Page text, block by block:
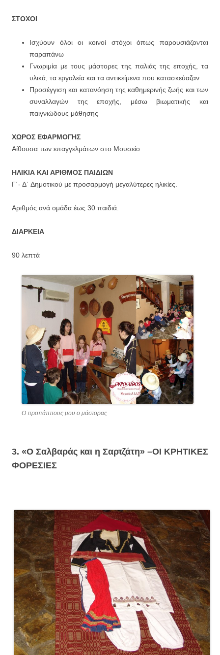
ΣΤΟΧΟΙ
Ισχύουν όλοι οι κοινοί στόχοι όπως παρουσιάζονται
παραπάνω
Γνωριμία με τους μάστορες της παλιάς της εποχής, τα
υλικά, τα εργαλεία και τα αντικείμενα που κατασκεύαζαν
Προσέγγιση και κατανόηση της καθημερινής ζωής και των
συναλλαγών της εποχής, μέσω βιωματικής και
παιγνιώδους μάθησης
ΧΩΡΟΣ ΕΦΑΡΜΟΓΗΣ
Αίθουσα των επαγγελμάτων στο Μουσείο
ΗΛΙΚΙΑ ΚΑΙ ΑΡΙΘΜΟΣ ΠΑΙΔΙΩΝ
Γ΄- Δ΄ Δημοτικού με προσαρμογή μεγαλύτερες ηλικίες.
Αριθμός ανά ομάδα έως 30 παιδιά.
ΔΙΑΡΚΕΙΑ
90 λεπτά
Ο προπάππους μου ο μάστορας
3. «Ο Σαλβαράς και η Σαρτζάτη» –ΟΙ ΚΡΗΤΙΚΕΣ
ΦΟΡΕΣΙΕΣ